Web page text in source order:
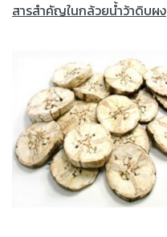
สารสำคัญในกล้วยน้ำว้าดิบผง